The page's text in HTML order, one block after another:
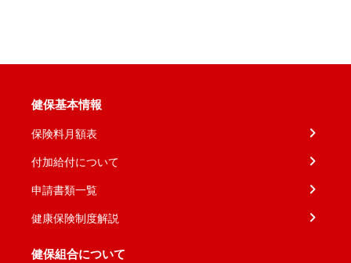
健保基本情報
保険料月額表
付加給付について
申請書類一覧
健康保険制度解説
健保組合について